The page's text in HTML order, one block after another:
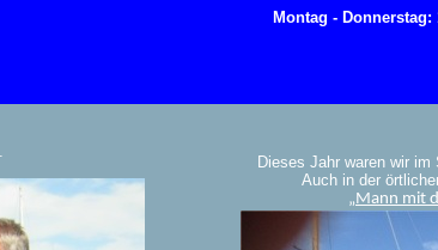
Montag - Donnerstag:
Dieses Jahr waren wir
Auch in der
„Mann mit